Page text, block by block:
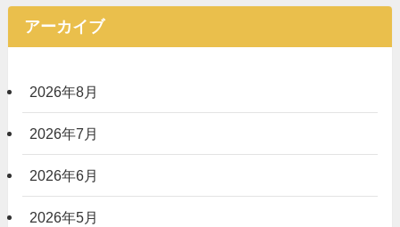
アーカイブ
2026年8月
2026年7月
2026年6月
2026年5月